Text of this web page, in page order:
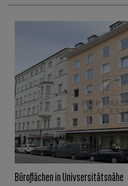
Büroflächen in Univsersitätsnähe